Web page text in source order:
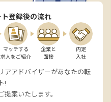
登録後の流れ
マッチする
求人をご紹介
企業と
面接
内定
入社
アアドバイザーがあなたの転
!
提案いたします。